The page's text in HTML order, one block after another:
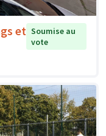
et Soumise au
vote